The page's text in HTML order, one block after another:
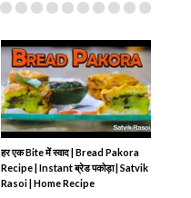
हर एक Bite में स्वाद | Bread Pakora
Recipe | Instant ब्रेड पकोड़ा | Satvik
Rasoi | Home Recipe